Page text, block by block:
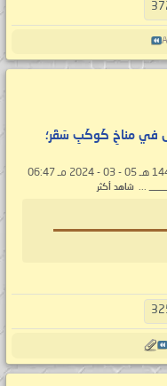
في مناخِ كَوكَبِ سَقَر؛
الإمام المهديّ ناصر محمد اليمانيّ 24 - شعبان - 1445 هـ 05 - 03 - 2024 مـ 06:47
... شاهد أكثر